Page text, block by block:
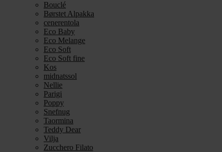
Bouclé
Børstet Alpakka
cenerentola
Eco Baby
Eco Melange
Eco Soft
Eco Soft fine
Kos
midnatssol
Nellie
Parigi
Poppy
Snefnug
Taormina
Teddy Dear
Vilja
Zucchero Filato